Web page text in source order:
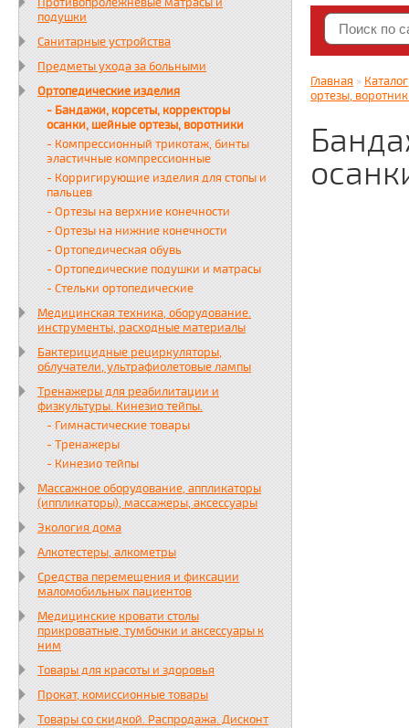
подушки
Санитарные устройства
Предметы ухода за больными
Ортопедические изделия
- Бандажи, корсеты, корректоры
осанки, шейные ортезы, воротники
- Компрессионный трикотаж, бинты
эластичные компрессионные
- Корригирующие изделия для стопы и
пальцев
- Ортезы на верхние конечности
- Ортезы на нижние конечности
- Ортопедическая обувь
- Ортопедические подушки и матрасы
- Стельки ортопедические
Медицинская техника, оборудование.
инструменты, расходные материалы
Бактерицидные рециркуляторы,
облучатели, ультрафиолетовые лампы
Тренажеры для реабилитации и
физкультуры. Кинезио тейпы.
- Гимнастические товары
- Тренажеры
- Кинезио тейпы
Массажное оборудование, аппликаторы
(иппликаторы), массажеры, аксессуары
Экология дома
Алкотестеры, алкометры
Средства перемещения и фиксации
маломобильных пациентов
Медицинские кровати столы
прикроватные, тумбочки и аксессуары к
ним
Товары для красоты и здоровья
Прокат, комиссионные товары
Товары со скидкой. Распродажа. Дисконт
Краткие
Яндекс.
zabota16.ru
Всегда на
Главная » Каталог
ортезы,